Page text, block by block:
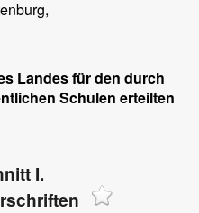
Landes für den durch
Schulen erteilten
I.